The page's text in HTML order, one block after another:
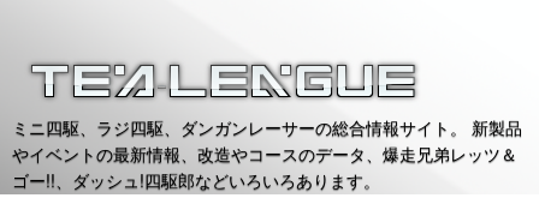
ミニ四駆、ラジ四駆、ダンガンレーサーの総合情報サイト。 新製品
やイベントの最新情報、改造やコースのデータ、爆走兄弟レッツ＆
ゴー!!、ダッシュ!四駆郎などいろいろあります。